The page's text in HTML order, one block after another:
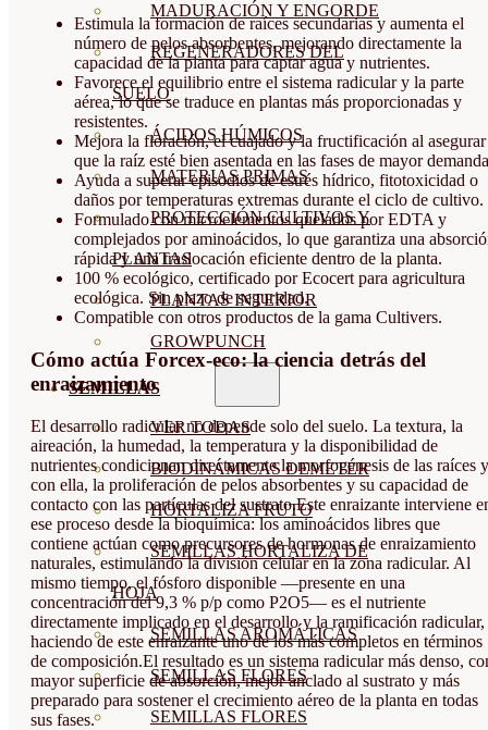
MADURACIÓN Y ENGORDE
REGENERADORES DEL
SUELO
ÁCIDOS HÚMICOS
MATERIAS PRIMAS
PROTECCIÓN CULTIVOS Y
PLANTAS
PLANTAS INTERIOR
GROWPUNCH
SEMILLAS
VER TODAS
BIODINÁMICAS DEMETER
HORTALIZA FRUTO
SEMILLAS HORTALIZA DE
HOJA
SEMILLAS AROMÁTICAS
SEMILLAS FLORES
SEMILLAS FLORES
Estimula la formación de raíces secundarias y aumenta el
número de pelos absorbentes, mejorando directamente la
capacidad de la planta para captar agua y nutrientes.
Favorece el equilibrio entre el sistema radicular y la parte
aérea, lo que se traduce en plantas más proporcionadas y
resistentes.
Mejora la floración, el cuajado y la fructificación al asegurar
que la raíz esté bien asentada en las fases de mayor
Ayuda a superar episodios de estrés hídrico, fitotoxicidad o
daños por temperaturas extremas durante el ciclo de cultivo.
Formulado con microelementos quelados por EDTA y
complejados por aminoácidos, lo que garantiza una
rápida y una traslocación eficiente dentro de la planta.
100 % ecológico, certificado por Ecocert para agricultura
ecológica. Sin plazo de seguridad.
Compatible con otros productos de la gama Cultivers.
Cómo actúa Forcex-eco: la ciencia detrás del
enraizamiento
El desarrollo radicular no depende solo del suelo. La textura, la
aireación, la humedad, la temperatura y la disponibilidad de
nutrientes condicionan directamente la morfogénesis de las raíces
con ella, la proliferación de pelos absorbentes y su capacidad de
contacto con las partículas del sustrato.Este enraizante interviene
ese proceso desde la bioquímica: los aminoácidos libres que
contiene actúan como precursores de hormonas de enraizamiento
naturales, estimulando la división celular en la zona radicular. Al
mismo tiempo, el fósforo disponible —presente en una
concentración del 9,3 % p/p como P2O5— es el nutriente
directamente implicado en el desarrollo y la ramificación radicular,
haciendo de este enraizante uno de los más completos en términos
de composición.El resultado es un sistema radicular más denso,
mayor superficie de absorción, mejor anclado al sustrato y más
preparado para sostener el crecimiento aéreo de la planta en todas
sus fases.